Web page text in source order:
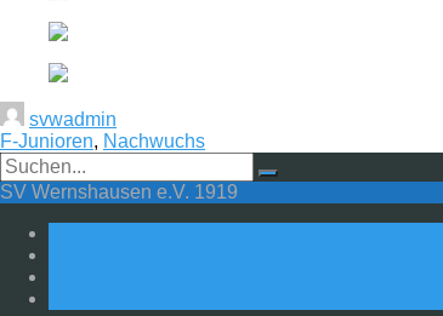
svwadmin
F-Junioren, Nachwuchs
SV Wernshausen e.V. 1919